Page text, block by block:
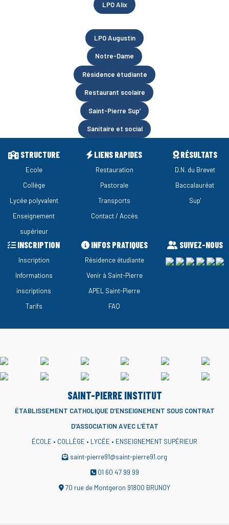
LPO Alix
LPO Augustin
Notre-Dame
Résidence étudiante
Restaurant scolaire
Saint-Pierre Sup’
Sanitaire et social
STRUCTURE
Ecole
Collège
Lycée polyvalent
Enseignement
supérieur
LIENS RAPIDES
Restauration
Pastorale
Transports
Contact / Accès
RÉSULTATS
D.N. du Brevet
Baccalauréat
Sup'
INSCRIPTION
Inscription
Informations
inscriptions
Tarifs
INFOS PRATIQUES
Résidence étudiante
Venir à Saint-Pierre
APEL Saint-Pierre
FAQ
SUIVEZ-NOUS
SAINT-PIERRE INSTITUT
ÉTABLISSEMENT CATHOLIQUE D'ENSEIGNEMENT SOUS CONTRAT
D'ASSOCIATION AVEC L’ÉTAT
ÉCOLE • COLLÈGE • LYCÉE • ENSEIGNEMENT SUPÉRIEUR
saint-pierre91@saint-pierre91.org
01 60 47 99 99
70 rue de Montgeron 91800 BRUNOY